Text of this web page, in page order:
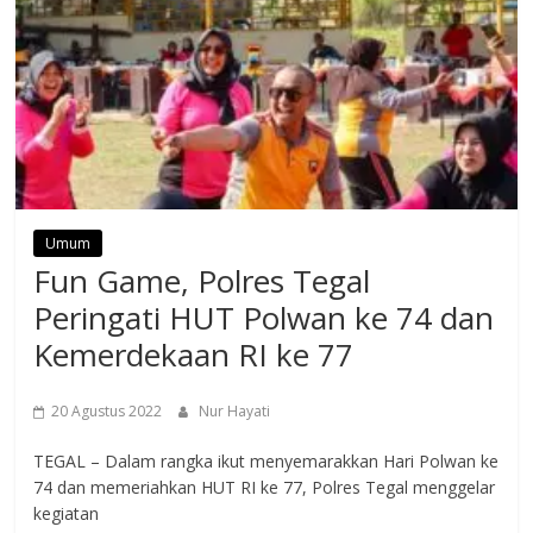
Umum
Fun Game, Polres Tegal
Peringati HUT Polwan ke 74 dan
Kemerdekaan RI ke 77
20 Agustus 2022 Nur Hayati
TEGAL – Dalam rangka ikut menyemarakkan Hari Polwan ke
74 dan memeriahkan HUT RI ke 77, Polres Tegal menggelar
kegiatan